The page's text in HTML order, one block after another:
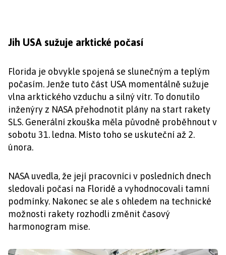
Jih USA sužuje arktické počasí
Florida je obvykle spojená se slunečným a teplým
počasím. Jenže tuto část USA momentálně sužuje
vlna arktického vzduchu a silný vítr. To donutilo
inženýry z NASA přehodnotit plány na start rakety
SLS. Generální zkouška měla původně proběhnout v
sobotu 31. ledna. Místo toho se uskuteční až 2.
února.
NASA uvedla, že její pracovníci v posledních dnech
sledovali počasí na Floridě a vyhodnocovali tamní
podmínky. Nakonec se ale s ohledem na technické
možnosti rakety rozhodli změnit časový
harmonogram mise.